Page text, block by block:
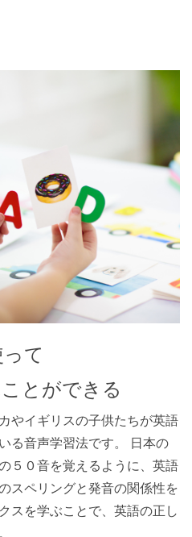
て
とができる
やイギリスの子供たちが英語
る音声学習法です。 日本の
５０音を覚えるように、英語
スペリングと発音の関係性を
スを学ぶことで、英語の正し